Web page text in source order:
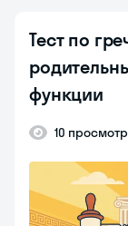
Тест по
функции
10